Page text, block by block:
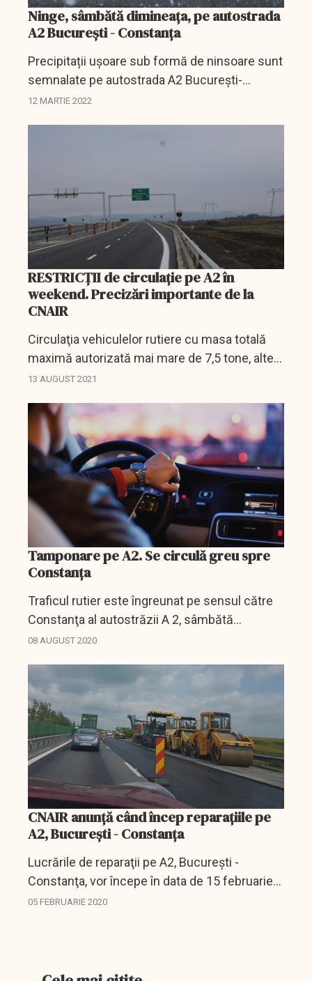
Ninge, sâmbătă dimineaţa, pe autostrada
A2 București - Constanța
Precipitații ușoare sub formă de ninsoare sunt
semnalate pe autostrada A2 București-
Constanța, informează poliţiştii.
12 MARTIE 2022
RESTRICȚII de circulație pe A2 în
weekend. Precizări importante de la
CNAIR
Circulaţia vehiculelor rutiere cu masa totală
maximă autorizată mai mare de 7,5 tone, altele
decât cele destinate exclusiv transportului de
14...
13 AUGUST 2021
Tamponare pe A2. Se circulă greu spre
Constanța
Traficul rutier este îngreunat pe sensul către
Constanţa al autostrăzii A 2, sâmbătă
dimineaţă, după o tamponare între cinci
08 AUGUST 2020
CNAIR anunță când încep reparațiile pe
A2, Bucureşti - Constanţa
Lucrările de reparaţii pe A2, Bucureşti -
Constanţa, vor începe în data de 15 februarie
şi vor fi sistate la 1 iulie, se arată într-un
05 FEBRUARIE 2020